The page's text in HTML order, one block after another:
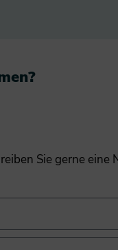
Sie gerne eine